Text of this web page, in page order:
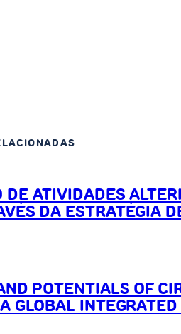
DE ATIVIDADES
DA ESTRATÉGIA
POTENTIALS OF
GLOBAL